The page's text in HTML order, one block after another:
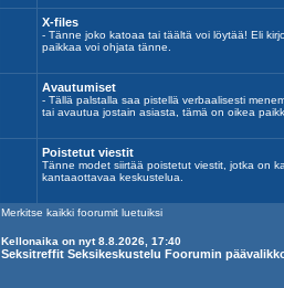
X-files
- Tänne joko katoaa tai täältä voi löytää! Eli
paikkaa voi ohjata tänne.
Avautumiset
- Tällä palstalla saa pistellä verbaalisesti
tai avautua jostain asiasta, tämä on oikea
Poistetut viestit
Tänne modet siirtää poistetut viestit, jotka on
kantaaottavaa keskustelua.
Merkitse kaikki foorumit luetuiksi
Kellonaika on nyt 8.8.2026, 17:40
Seksitreffit Seksikeskustelu Foorumin